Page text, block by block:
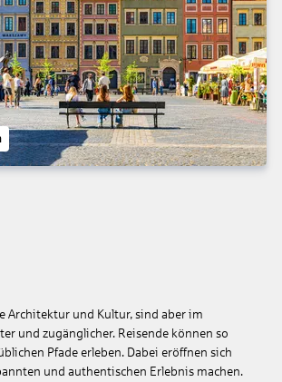
Architektur und Kultur, sind aber im
und zugänglicher. Reisende können so
Pfade erleben. Dabei eröffnen sich
und authentischen Erlebnis machen.